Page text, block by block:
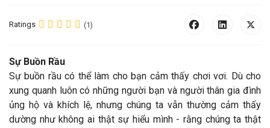
Ratings (1)
Sự Buồn Rầu
Sự buồn rầu có thể làm cho bạn cảm thấy chơi vơi. Dù cho
xung quanh luôn có những người bạn và người thân gia đình
ủng hộ và khích lệ, nhưng chúng ta vẫn thường cảm thấy
dường như không ai thật sự hiểu mình - rằng chúng ta thật